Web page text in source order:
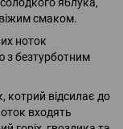
смаком.
ноток
з безтурботним
котрий відсилає до
входять